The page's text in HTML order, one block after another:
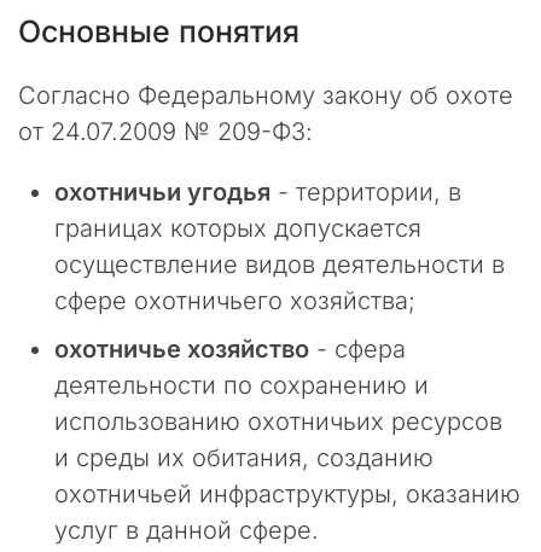
Основные понятия
Согласно Федеральному закону об охоте
от 24.07.2009 № 209-ФЗ:
охотничьи угодья - территории, в
границах которых допускается
осуществление видов деятельности в
сфере охотничьего хозяйства;
охотничье хозяйство - сфера
деятельности по сохранению и
использованию охотничьих ресурсов
и среды их обитания, созданию
охотничьей инфраструктуры, оказанию
услуг в данной сфере.
и
В
п
с
е
д
н
е
н
е
с
к
л
ь